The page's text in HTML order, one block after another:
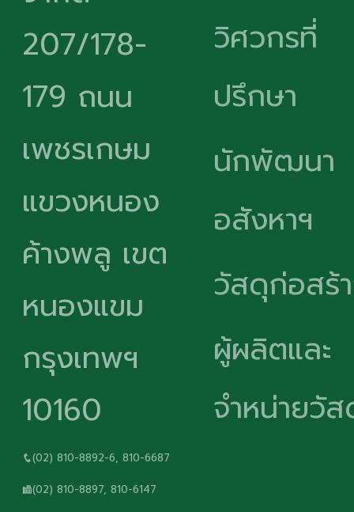
207/178-
179 ถนน
เพชรเกษม
แขวงหนอง
ค้างพลู เขต
หนองแขม
กรุงเทพฯ
10160
(02) 810-8892-6, 810-6687
(02) 810-8897, 810-6147
วิศวกรที่
ปรึกษา
นักพัฒนา
อสังหาฯ
วัสดุก่อสร้
ผู้ผลิตและ
จำหน่ายวั